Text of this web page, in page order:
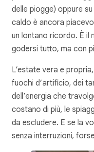
delle piogge) oppure su
caldo è ancora
un lontano ricordo. È il
godersi tutto, ma con
L’estate vera e
fuochi d’artificio, dei
dell’energia che
costano di più, le
da escludere. E se la
senza interruzioni,